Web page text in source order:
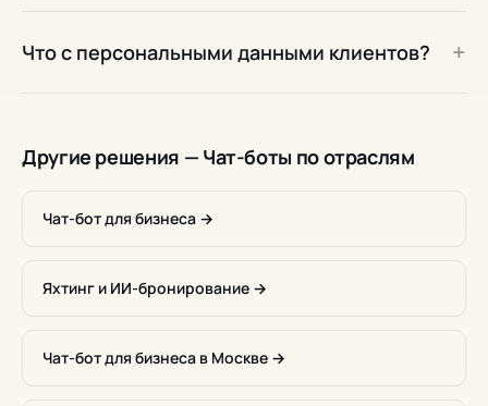
Что с персональными данными клиентов? +
Другие решения — Чат-боты по отраслям
Чат-бот для бизнеса →
Яхтинг и ИИ-бронирование →
Чат-бот для бизнеса в Москве →